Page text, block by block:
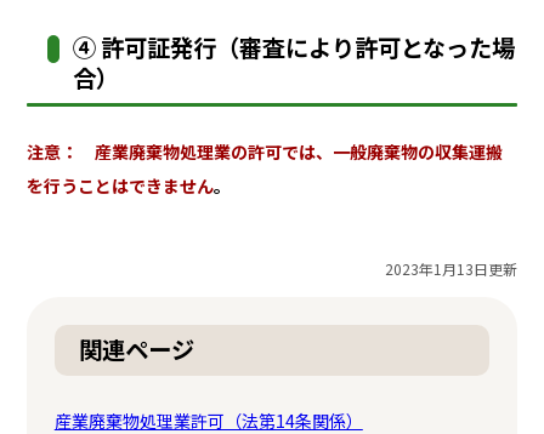
④ 許可証発行（審査により許可となった場
合）
注意： 産業廃棄物処理業の許可では、一般廃棄物の収集運搬
を行うことはできません。
2023年1月13日更新
関連ページ
産業廃棄物処理業許可（法第14条関係）